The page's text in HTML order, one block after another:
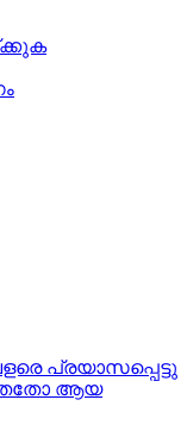
പ്രയാസപ്പെട്ടു
ആയ